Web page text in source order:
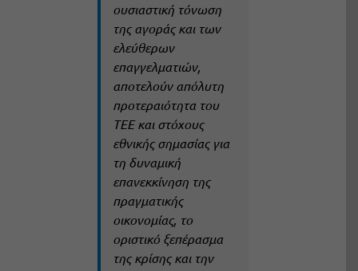
ουσιαστική τόνωση
της αγοράς και των
ελεύθερων
επαγγελματιών,
αποτελούν απόλυτη
προτεραιότητα του
ΤΕΕ και στόχους
εθνικής σημασίας για
τη δυναμική
επανεκκίνηση της
πραγματικής
οικονομίας, το
οριστικό ξεπέρασμα
της κρίσης και την